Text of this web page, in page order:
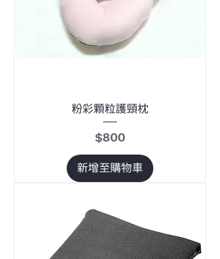
粉彩顆粒護頸枕
價格
$800
新增至購物車